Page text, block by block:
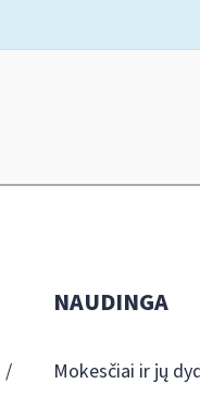
/
NAUDINGA
Mokesčiai ir jų